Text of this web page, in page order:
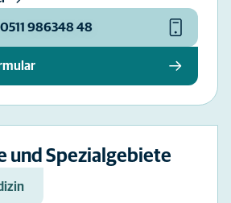
986348 48
und Spezialgebiete